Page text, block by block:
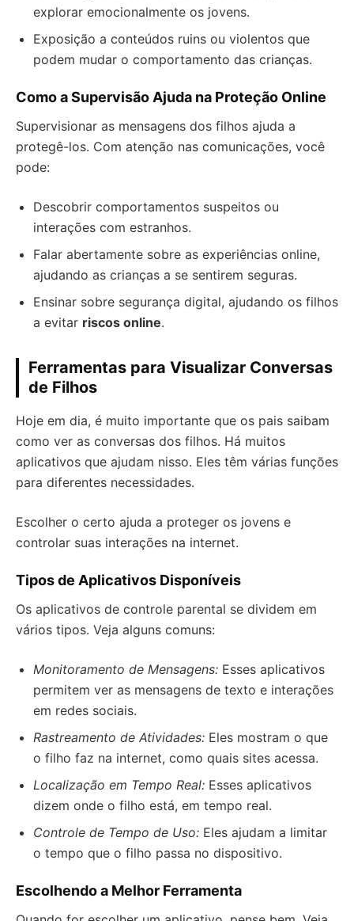
explorar emocionalmente os jovens.
Exposição a conteúdos ruins ou violentos que
podem mudar o comportamento das crianças.
Como a Supervisão Ajuda na Proteção Online
Supervisionar as mensagens dos filhos ajuda a
protegê-los. Com atenção nas comunicações, você
pode:
Descobrir comportamentos suspeitos ou
interações com estranhos.
Falar abertamente sobre as experiências online,
ajudando as crianças a se sentirem seguras.
Ensinar sobre segurança digital, ajudando os filhos
a evitar riscos online.
Ferramentas para Visualizar Conversas
de Filhos
Hoje em dia, é muito importante que os pais saibam
como ver as conversas dos filhos. Há muitos
aplicativos que ajudam nisso. Eles têm várias funções
para diferentes necessidades.
Escolher o certo ajuda a proteger os jovens e
controlar suas interações na internet.
Tipos de Aplicativos Disponíveis
Os aplicativos de controle parental se dividem em
vários tipos. Veja alguns comuns:
Monitoramento de Mensagens: Esses aplicativos
permitem ver as mensagens de texto e interações
em redes sociais.
Rastreamento de Atividades: Eles mostram o que
o filho faz na internet, como quais sites acessa.
Localização em Tempo Real: Esses aplicativos
dizem onde o filho está, em tempo real.
Controle de Tempo de Uso: Eles ajudam a limitar
o tempo que o filho passa no dispositivo.
Escolhendo a Melhor Ferramenta